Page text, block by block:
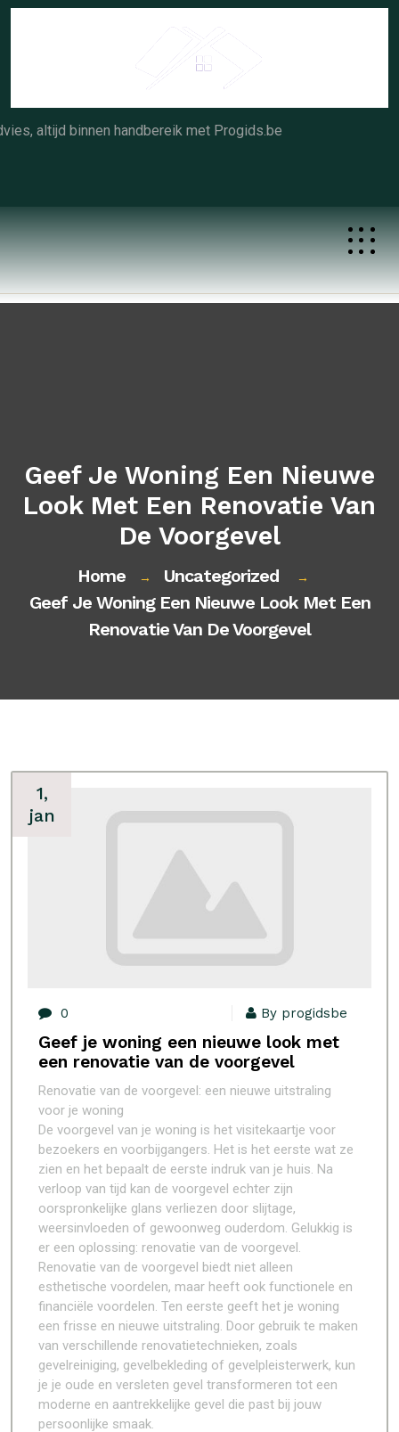
Skip
altijd binnen handbereik met Progids.be
Geef Je Woning Een Nieuwe
Look Met Een Renovatie Van
De Voorgevel
Home → Uncategorized →
Geef Je Woning Een Nieuwe Look Met Een
Renovatie Van De Voorgevel
1,
jan
0 By progidsbe
Geef je woning een nieuwe look met
een renovatie van de voorgevel
Renovatie van de voorgevel: een nieuwe uitstraling
voor je woning
De voorgevel van je woning is het visitekaartje voor
bezoekers en voorbijgangers. Het is het eerste wat ze
zien en het bepaalt de eerste indruk van je huis. Na
verloop van tijd kan de voorgevel echter zijn
oorspronkelijke glans verliezen door slijtage,
weersinvloeden of gewoonweg ouderdom. Gelukkig is
er een oplossing: renovatie van de voorgevel.
Renovatie van de voorgevel biedt niet alleen
esthetische voordelen, maar heeft ook functionele en
financiële voordelen. Ten eerste geeft het je woning
een frisse en nieuwe uitstraling. Door gebruik te maken
van verschillende renovatietechnieken, zoals
gevelreiniging, gevelbekleding of gevelpleisterwerk, kun
je je oude en versleten gevel transformeren tot een
moderne en aantrekkelijke gevel die past bij jouw
persoonlijke smaak.